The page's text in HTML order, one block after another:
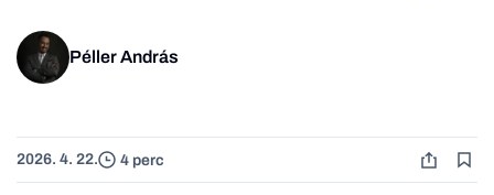
Péller András
2026. 4. 22. 4 perc